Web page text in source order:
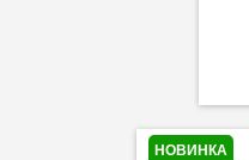
НОВИНКА